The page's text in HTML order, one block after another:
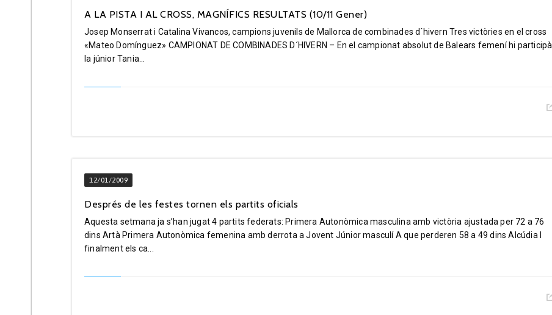
A LA PISTA I AL CROSS, MAGNÍFICS RESULTATS (10/11 Gener)
Josep Monserrat i Catalina Vivancos, campions juvenils de Mallorca de combinades d´hivern Tres victòries en el cross
«Mateo Domínguez» CAMPIONAT DE COMBINADES D´HIVERN – En el campionat absolut de Balears femení hi participà
la júnior Tania...
12/01/2009
Després de les festes tornen els partits oficials
Aquesta setmana ja s’han jugat 4 partits federats: Primera Autonòmica masculina amb victòria ajustada per 72 a 76
dins Artà Primera Autonòmica femenina amb derrota a Jovent Júnior masculí A que perderen 58 a 49 dins Alcúdia I
finalment els ca...